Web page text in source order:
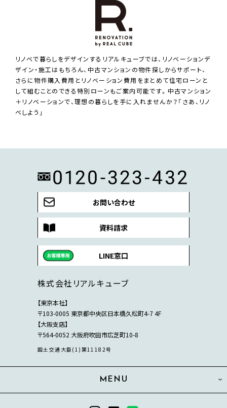
リノベで暮らしをデザインするリアルキューブでは、リノベーションデ
ザイン・施工はもちろん、中古マンションの物件探しからサポート、
さらに物件購入費用とリノベーション費用をまとめて住宅ローンと
して組むことのできる特別ローンもご案内可能です。中古マンション
＋リノベーションで、理想の暮らしを手に入れませんか？「さあ、リノ
ベしよう」
お問い合わせ
資料請求
LINE窓口
株式会社リアルキューブ
【東京本社】
〒103-0005 東京都中央区日本橋久松町4-7 4F
【大阪支店】
〒564-0052 大阪府吹田市広芝町10-8
国土交通大臣(1)第11182号
MENU